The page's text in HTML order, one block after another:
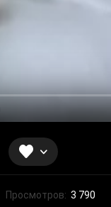
Просмотров: 3 790